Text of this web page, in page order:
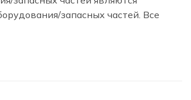
запасных частей. Все